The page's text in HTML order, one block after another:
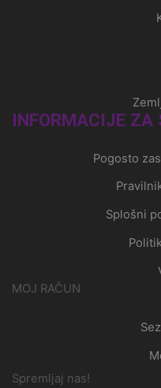
INFORMACIJE ZA
Pogosto
Splošni
MOJ RAČUN
Spremljaj nas!